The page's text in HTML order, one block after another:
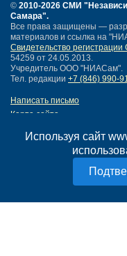
Используя сайт
© 2010-2026 СМИ
Самара".
Все права защищены —
материалов и ссылка на
Свидетельство
54259 от 24.05.2013.
Учредитель ООО "НИАСам".
Тел. редакции +7 (846) 990-
Написать письмо
Карта сайта
Политика
Согласие на обработку